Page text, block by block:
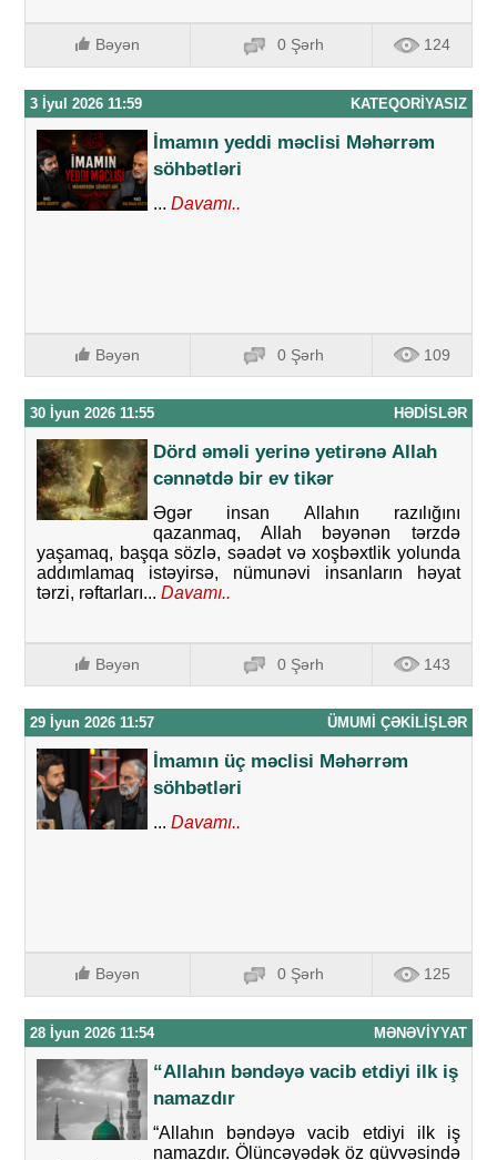
Bəyən 0 Şərh 124
3 İyul 2026 11:59 KATEQORIYASIZ
İmamın yeddi məclisi Məhərrəm
söhbətləri
... Davamı..
Bəyən 0 Şərh 109
30 İyun 2026 11:55 HƏDISLƏR
Dörd әmәli yеrinә yеtirәnə Аllаh
cәnnәtdә bir еv tikәr
Əgər insan Allahın razılığını
qazanmaq, Allah bəyənən tərzdə
yaşamaq, başqa sözlə, səadət və xoşbəxtlik yolunda
addımlamaq istəyirsə, nümunəvi insanların həyat
tərzi, rəftarları... Davamı..
Bəyən 0 Şərh 143
29 İyun 2026 11:57 ÜMUMI ÇƏKILIŞLƏR
İmamın üç məclisi Məhərrəm
söhbətləri
... Davamı..
Bəyən 0 Şərh 125
28 İyun 2026 11:54 MƏNƏVIYYAT
“Allahın bəndəyə vacib etdiyi ilk iş
namazdır
“Allahın bəndəyə vacib etdiyi ilk iş
namazdır. Ölüncəyədək öz qüvvəsində